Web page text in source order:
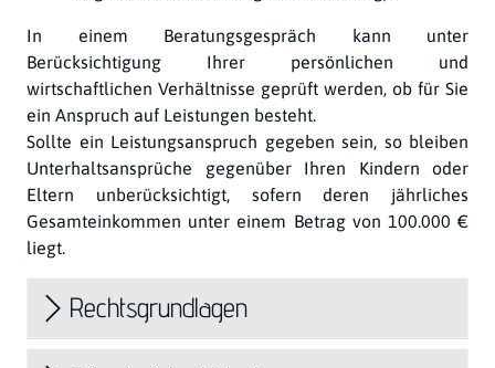
In einem Beratungsgespräch kann unter
Berücksichtigung Ihrer persönlichen und
wirtschaftlichen Verhältnisse geprüft werden, ob für Sie
ein Anspruch auf Leistungen besteht.
Sollte ein Leistungsanspruch gegeben sein, so bleiben
Unterhaltsansprüche gegenüber Ihren Kindern oder
Eltern unberücksichtigt, sofern deren jährliches
Gesamteinkommen unter einem Betrag von 100.000 €
liegt.
Rechtsgrundlagen